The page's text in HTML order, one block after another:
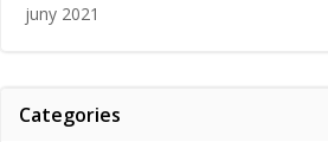
juny 2021
Categories